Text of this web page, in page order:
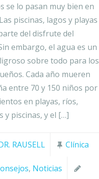
se lo pasan muy bien en
piscinas, lagos y playas
del disfrute del
embargo, el agua es un
sobre todo para los
Cada año mueren
entre 70 y 150 niños por
en playas, ríos,
y piscinas, y el […]
RAUSELL Clínica
, Noticias